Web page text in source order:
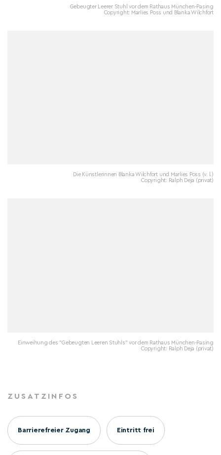
Gebeugter Leerer Stuhl vor dem Rathaus München-Pasing
Copyright: Marlies Poss und Blanka Wilchfort
Die Künstlerinnen Blanka Wilchfort und Marlies Poss (v. l.)
Copyright: Ralph Deja (privat)
Einweihung des "Gebeugten Leeren Stuhls" vor dem Rathaus München-Pasing
Copyright: Ralph Deja (privat)
ZUSATZINFOS
Barrierefreier Zugang Eintritt frei